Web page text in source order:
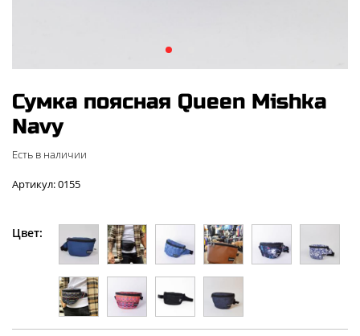
Сумка поясная Queen Mishka
Navy
Есть в наличии
Артикул: 0155
Цвет: